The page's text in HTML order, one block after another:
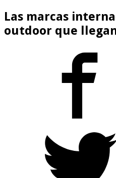
Las marcas
outdoor que